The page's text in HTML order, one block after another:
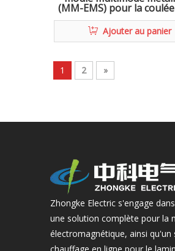
(MM-EMS) pour la
Ajouter au panier
1 2 »
Zhongke Electric s'engage
une solution complète pour la
électromagnétique, ainsi qu'un